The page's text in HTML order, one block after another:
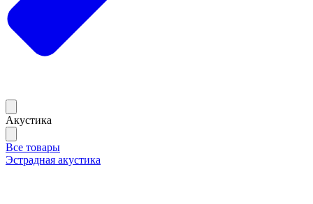
Акустика
Все товары
Эстрадная акустика